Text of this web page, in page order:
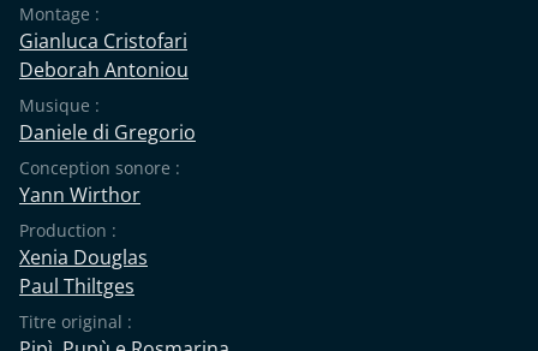
Montage :
Gianluca Cristofari
Deborah Antoniou
Musique :
Daniele di Gregorio
Conception sonore :
Yann Wirthor
Production :
Xenia Douglas
Paul Thiltges
Titre original :